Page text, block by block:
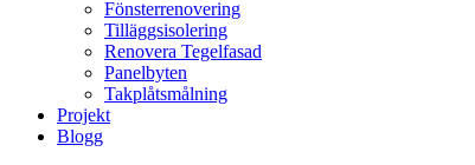
Fönsterrenovering
Tilläggsisolering
Renovera Tegelfasad
Panelbyten
Takplåtsmålning
Projekt
Blogg